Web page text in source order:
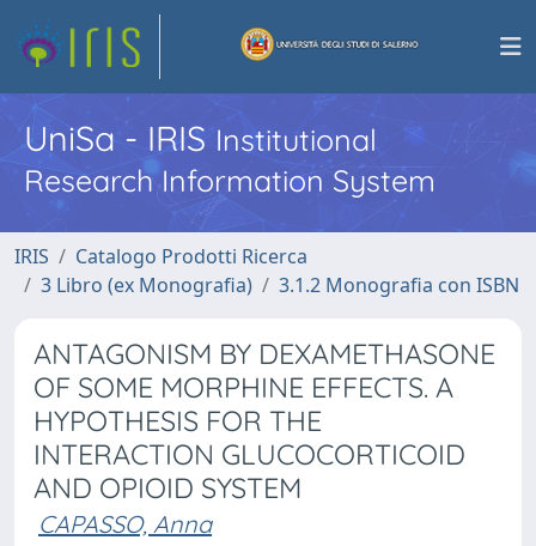
UniSa - IRISInstitutional
Research Information System
IRIS
Catalogo Prodotti Ricerca
3 Libro (ex Monografia)
3.1.2 Monografia con ISBN
ANTAGONISM BY DEXAMETHASONE
OF SOME MORPHINE EFFECTS. A
HYPOTHESIS FOR THE
INTERACTION GLUCOCORTICOID
AND OPIOID SYSTEM
CAPASSO, Anna